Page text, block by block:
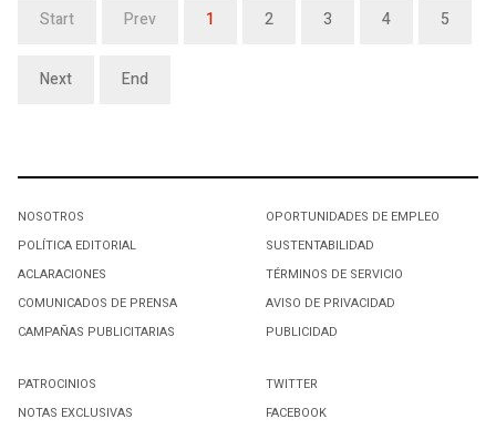
Start Prev 1 2 3 4 5
Next End
NOSOTROS
POLÍTICA EDITORIAL
ACLARACIONES
COMUNICADOS DE PRENSA
CAMPAÑAS PUBLICITARIAS
OPORTUNIDADES DE EMPLEO
SUSTENTABILIDAD
TÉRMINOS DE SERVICIO
AVISO DE PRIVACIDAD
PUBLICIDAD
PATROCINIOS
NOTAS EXCLUSIVAS
TWITTER
FACEBOOK